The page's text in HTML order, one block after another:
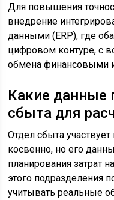
Для повышения
внедрение
данными (ERP), где
цифровом контуре, с
обмена финансовыми
Какие данные
сбыта для
Отдел сбыта
косвенно, но его
планирования затрат
этого подразделения
учитывать реальные